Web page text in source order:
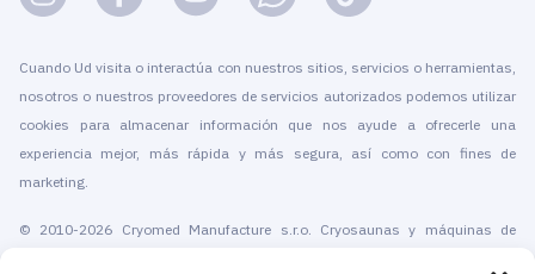
Cuando Ud visita o interactúa con nuestros sitios, servicios o herramientas,
nosotros o nuestros proveedores de servicios autorizados podemos utilizar
cookies para almacenar información que nos ayude a ofrecerle una
experiencia mejor, más rápida y más segura, así como con fines de
marketing.
© 2010-2026 Cryomed Manufacture s.r.o. Cryosaunas y máquinas de